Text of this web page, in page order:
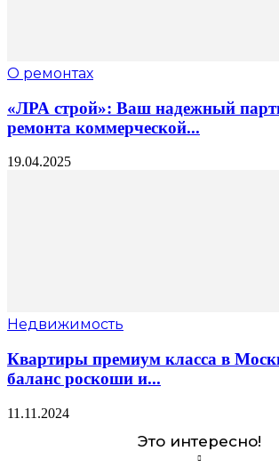
О ремонтах
«ЛРА строй»: Ваш надежный
ремонта коммерческой...
19.04.2025
Недвижимость
Квартиры премиум класса в
баланс роскоши и...
11.11.2024
Это интересно!